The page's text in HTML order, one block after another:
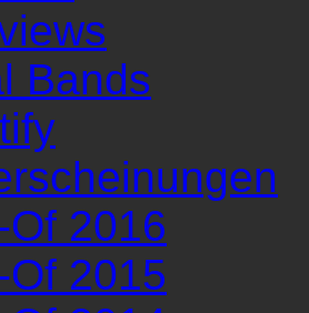
Bands
Of 2016
Of 2015